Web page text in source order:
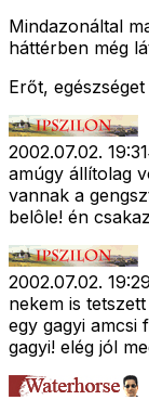
Mindazonáltal
háttérben még
Erőt,
2002.07.02. 19:31
amúgy állítolag
vannak a
belôle! én
2002.07.02. 19:29
nekem is
egy gagyi amcsi
gagyi! elég jól